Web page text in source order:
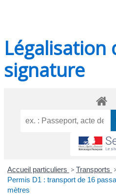
Légalisation
signature
Accueil particuliers > Transports
Permis D1 : transport de 16
mètres